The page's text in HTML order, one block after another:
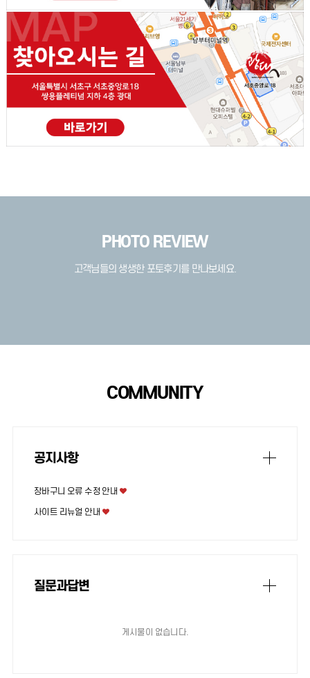
PHOTO REVIEW
고객님들의 생생한 포토후기를 만나보세요.
COMMUNITY
공지사항
장바구니 오류 수정 안내
사이트 리뉴얼 안내
질문과답변
게시물이 없습니다.